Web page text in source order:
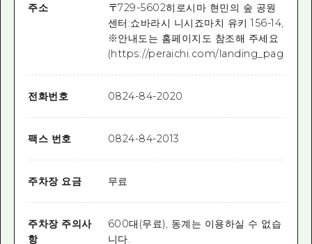
주소 〒729-5602히로시마 현민의 숲 공원
센터:쇼바라시 니시죠마치 유키 156-14,
※안내도는 홈페이지도 참조해 주세요
(https://peraichi.com/landing_pages/
전화번호 0824-84-2020
팩스 번호 0824-84-2013
주차장 요금 무료
주차장 주의사
항
600대(무료), 동계는 이용하실 수 없습
니다.